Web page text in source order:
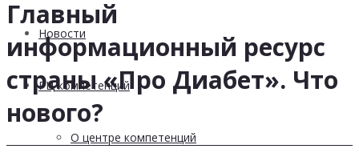
Новости
РЦ компетенций
О центре компетенций
Главный
информационный ресурс
страны «Про Диабет». Что
нового?